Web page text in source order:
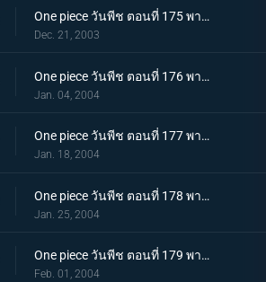
One piece วันพีช ตอนที่ 175 พากย์ไทย โอกาสรอด 0%!! ช็อปเปอร์ ปะทะ เทพผู้คุ้มกฎโอม
Dec. 21, 2003
One piece วันพีช ตอนที่ 176 พากย์ไทย ปีนต้นถั่วยักษ์สิ!! การต่อสู้เหนือโบราณสถาน
Jan. 04, 2004
One piece วันพีช ตอนที่ 177 พากย์ไทย แก่นแท้ของบททดสอบเหล็ก! เดธแมตช์กุหลาบขาว!
Jan. 18, 2004
One piece วันพีช ตอนที่ 178 พากย์ไทย เพลงดาบหลั่งไหล! โซโล ปะทะ เทพคุ้มกฎโอม!!
Jan. 25, 2004
One piece วันพีช ตอนที่ 179 พากย์ไทย โบราณสถานถล่ม! ควินเต็ทแห่งฟินาเร่!!
Feb. 01, 2004